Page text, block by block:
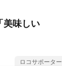
美味しい
ロコサポーター